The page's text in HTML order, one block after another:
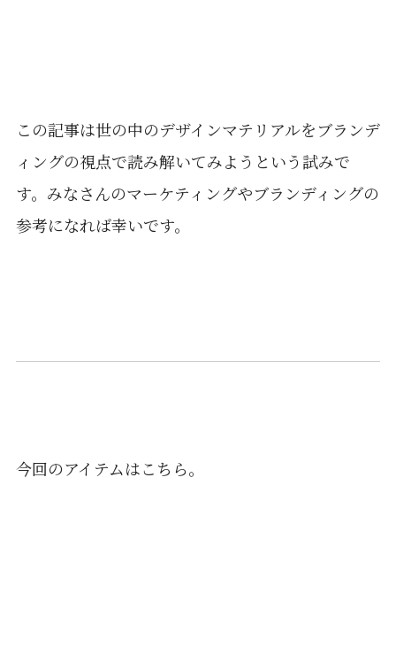
この記事は世の中のデザインマテリアルをブランデ
ィングの視点で読み解いてみようという試みで
す。みなさんのマーケティングやブランディングの
参考になれば幸いです。
今回のアイテムはこちら。